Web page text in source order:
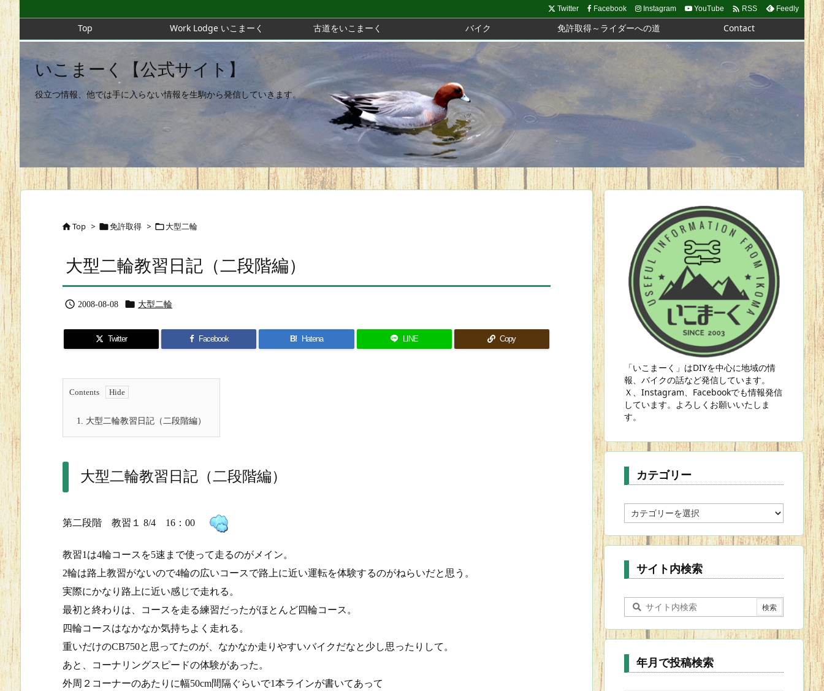
Top Work Lodge いこまーく 古道をいこまーく バイク 免許取得～ライダーへの道 Contact
Twitter Facebook Instagram YouTube  RSS Feedly
いこまーく【公式サイト】
役立つ情報、他では手に入らない情報を生駒から発信していきます。
Top > 免許取得 > 大型二輪
大型二輪教習日記（二段階編）
 2008-08-08  大型二輪
Twitter Facebook B! Hatena LINE Copy
Contents
1. 大型二輪教習日記（二段階編）
大型二輪教習日記（二段階編）
第二段階 教習１ 8/4 16：00
教習1は4輪コースを5速まで使って走るのがメイン。
2輪は路上教習がないので4輪の広いコースで路上に近い運転を体験するのがねらいだと思う。
実際にかなり路上に近い感じで走れる。
最初と終わりは、コースを走る練習だったがほとんど四輪コース。
四輪コースはなかなか気持ちよく走れる。
重いだけのCB750と思ってたのが、なかなか走りやすいバイクだなと少し思ったりして。
あと、コーナリングスピードの体験があった。
外周２コーナーのあたりに幅50cm間隔ぐらいで1本ラインが書いてあって
「いこまーく」はDIYを中心に地域の情
報、バイクの話など発信しています。
Ｘ、Instagram、Facebookでも情報発信
しています。よろしくお願いいたしま
す。
カテゴリー
テ
ゴ
リ
ー
サイト内検索
年月で投稿検索